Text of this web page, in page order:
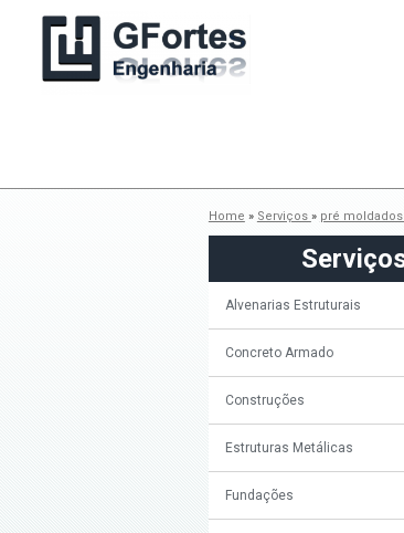
Home » Serviços » pré moldados
Alvenarias Estruturais
Concreto Armado
Construções
Estruturas Metálicas
Fundações